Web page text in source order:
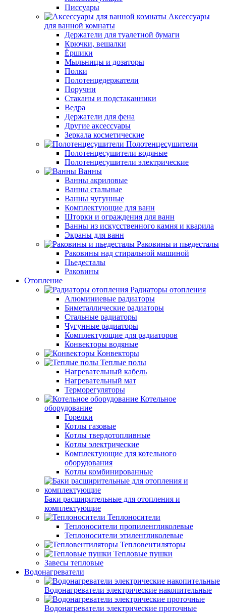
Писсуары
Аксессуары
для ванной комнаты
Держатели для туалетной бумаги
Крючки, вешалки
Ёршики
Мыльницы и дозаторы
Полки
Полотенцедержатели
Поручни
Стаканы и подстаканники
Ведра
Держатели для фена
Другие аксессуары
Зеркала косметические
Полотенцесушители
Полотенцесушители водяные
Полотенцесушители электрические
Ванны
Ванны акриловые
Ванны стальные
Ванны чугунные
Комплектующие для ванн
Шторки и ограждения для ванн
Ванны из искусственного камня и кварила
Экраны для ванн
Раковины и пьедесталы
Раковины над стиральной машиной
Пьедесталы
Раковины
Отопление
Радиаторы отопления
Алюминиевые радиаторы
Биметаллические радиаторы
Стальные радиаторы
Чугунные радиаторы
Комплектующие для радиаторов
Конвекторы водяные
Конвекторы
Теплые полы
Нагревательный кабель
Нагревательный мат
Терморегуляторы
Котельное
оборудование
Горелки
Котлы газовые
Котлы твердотопливные
Котлы электрические
Комплектующие для котельного
оборудования
Котлы комбинированные
Баки расширительные для отопления и
комплектующие
Теплоносители
Теплоносители пропиленгликолевые
Теплоносители этиленгликолевые
Тепловентиляторы
Тепловые пушки
Завесы тепловые
Водонагреватели
Водонагреватели электрические накопительные
Водонагреватели электрические проточные